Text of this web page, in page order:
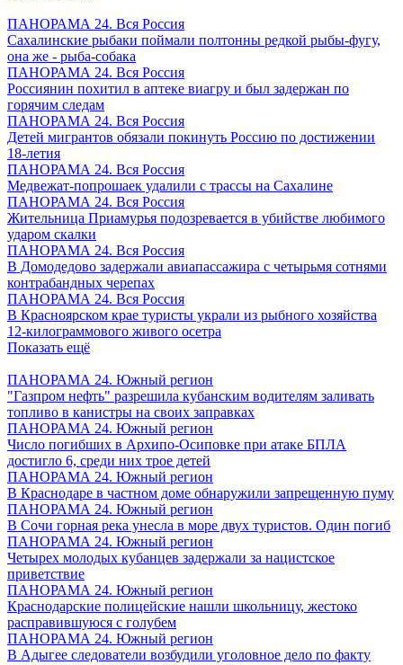
ПАНОРАМА 24. Вся Россия
Сахалинские рыбаки поймали полтонны редкой рыбы-фугу,
она же - рыба-собака
ПАНОРАМА 24. Вся Россия
Россиянин похитил в аптеке виагру и был задержан по
горячим следам
ПАНОРАМА 24. Вся Россия
Детей мигрантов обязали покинуть Россию по достижении
18-летия
ПАНОРАМА 24. Вся Россия
Медвежат-попрошаек удалили с трассы на Сахалине
ПАНОРАМА 24. Вся Россия
Жительница Приамурья подозревается в убийстве любимого
ударом скалки
ПАНОРАМА 24. Вся Россия
В Домодедово задержали авиапассажира с четырьмя сотнями
контрабандных черепах
ПАНОРАМА 24. Вся Россия
В Красноярском крае туристы украли из рыбного хозяйства
12-килограммового живого осетра
Показать ещё
ПАНОРАМА 24. Южный регион
"Газпром нефть" разрешила кубанским водителям заливать
топливо в канистры на своих заправках
ПАНОРАМА 24. Южный регион
Число погибших в Архипо-Осиповке при атаке БПЛА
достигло 6, среди них трое детей
ПАНОРАМА 24. Южный регион
В Краснодаре в частном доме обнаружили запрещенную пуму
ПАНОРАМА 24. Южный регион
В Сочи горная река унесла в море двух туристов. Один погиб
ПАНОРАМА 24. Южный регион
Четырех молодых кубанцев задержали за нацистское
приветствие
ПАНОРАМА 24. Южный регион
Краснодарские полицейские нашли школьницу, жестоко
расправившуюся с голубем
ПАНОРАМА 24. Южный регион
В Адыгее следователи возбудили уголовное дело по факту